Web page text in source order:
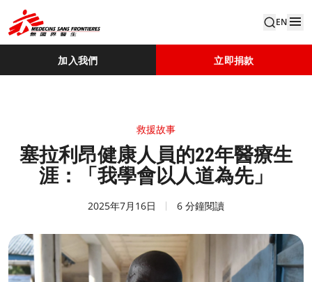
EN
加入我們 立即捐款
救援故事
塞拉利昂健康人員的22年醫療生
涯：「我學會以人道為先」
2025年7月16日 6 分鐘閱讀